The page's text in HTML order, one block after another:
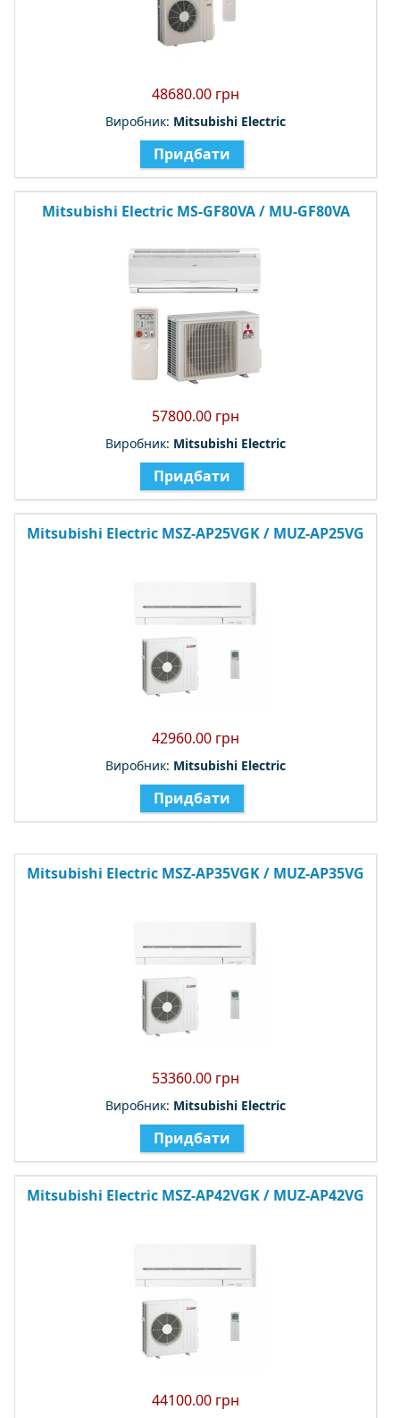
48680.00 грн
Виробник: Mitsubishi Electric
Придбати
Mitsubishi Electric MS-GF80VA / MU-GF80VA
57800.00 грн
Виробник: Mitsubishi Electric
Придбати
Mitsubishi Electric MSZ-AP25VGK / MUZ-AP25VG
42960.00 грн
Виробник: Mitsubishi Electric
Придбати
Mitsubishi Electric MSZ-AP35VGK / MUZ-AP35VG
53360.00 грн
Виробник: Mitsubishi Electric
Придбати
Mitsubishi Electric MSZ-AP42VGK / MUZ-AP42VG
44100.00 грн